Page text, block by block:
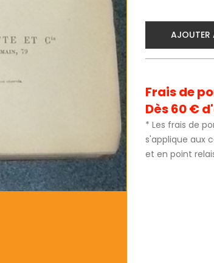
AJOUTER
Frais de
Dès 60 €
* Les frais de
s'applique aux
et en point